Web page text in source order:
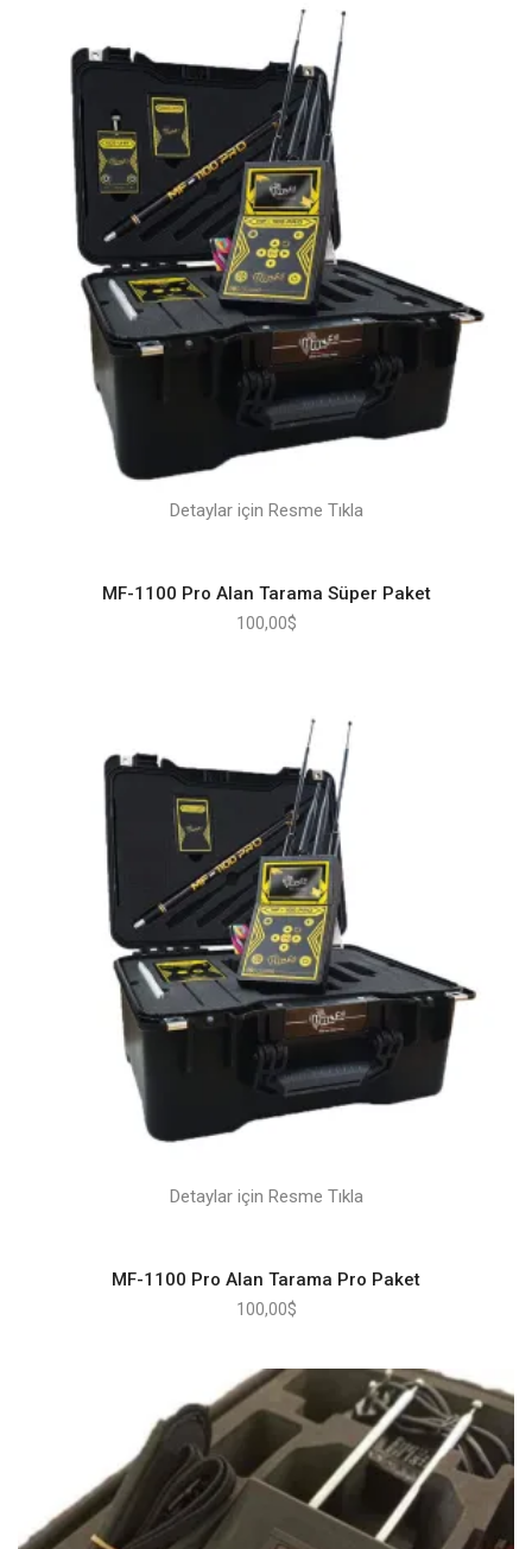
Detaylar için Resme Tıkla
MF-1100 Pro Alan Tarama Süper Paket
100,00$
Detaylar için Resme Tıkla
MF-1100 Pro Alan Tarama Pro Paket
100,00$